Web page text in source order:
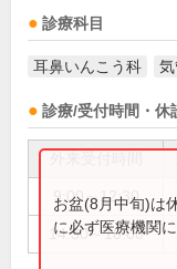
診療科目
耳鼻いんこう科
診療/受付時間・休
9:00～12:30
14:30～18:00
お盆(8月中旬)は
に必ず医療機関